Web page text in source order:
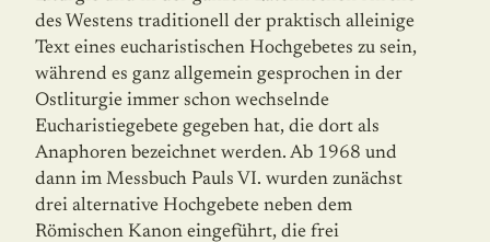
des Westens traditionell der praktisch alleinige
Text eines eucharistischen Hochgebetes zu sein,
während es ganz allgemein gesprochen in der
Ostliturgie immer schon wechselnde
Eucharistiegebete gegeben hat, die dort als
Anaphoren bezeichnet werden. Ab 1968 und
dann im Messbuch Pauls VI. wurden zunächst
drei alternative Hochgebete neben dem
Römischen Kanon eingeführt, die frei